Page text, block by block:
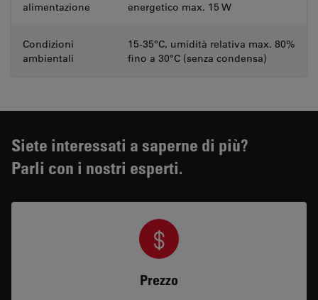
alimentazione
energetico max. 15 W
Condizioni
ambientali
15-35°C, umidità relativa max. 80%
fino a 30°C (senza condensa)
Siete interessati a saperne di più?
Parli con i nostri esperti.
Prezzo